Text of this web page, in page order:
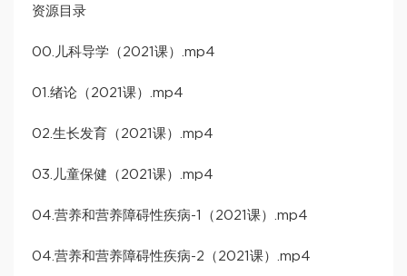
资源目录
00.儿科导学（2021课）.mp4
01.绪论（2021课）.mp4
02.生长发育（2021课）.mp4
03.儿童保健（2021课）.mp4
04.营养和营养障碍性疾病-1（2021课）.mp4
04.营养和营养障碍性疾病-2（2021课）.mp4